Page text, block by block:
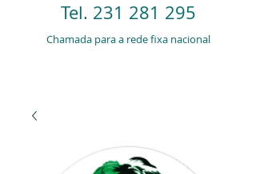
Tel. 231 281 295
Chamada para a rede fixa nacional